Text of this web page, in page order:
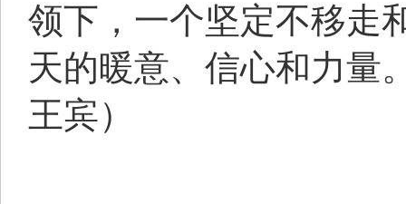
领下，一个坚定不移走
天的暖意、信心和力量
王宾）